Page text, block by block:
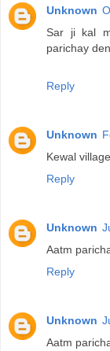
Unknown
Sar ji kal
parichay
Reply
Unknown
Kewal
Reply
Unknown
Aatm
Reply
Unknown
Aatm